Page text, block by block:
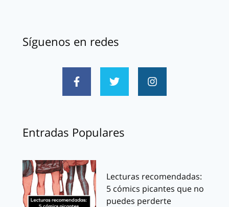
Síguenos en redes
Entradas Populares
Lecturas recomendadas:
5 cómics picantes que no
puedes perderte